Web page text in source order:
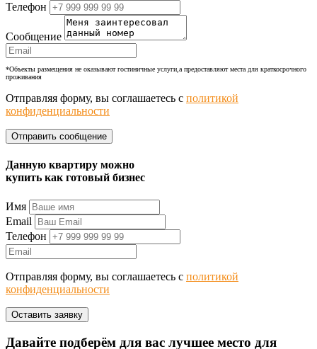
Телефон
Сообщение
*Объекты размещения не оказывают гостиничные услуги,а предоставляют места для краткосрочного
проживания
Отправляя форму, вы соглашаетесь с политикой
конфиденциальности
Данную квартиру можно
купить как готовый бизнес
Имя
Email
Телефон
Отправляя форму, вы соглашаетесь с политикой
конфиденциальности
Давайте подберём для вас лучшее место для